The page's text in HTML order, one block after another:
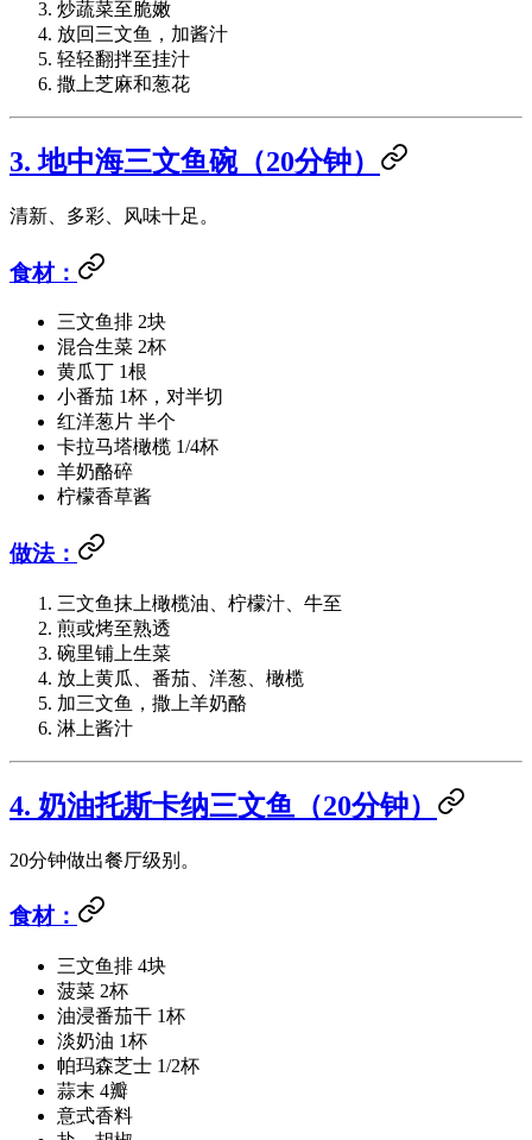
炒蔬菜至脆嫩
放回三文鱼，加酱汁
轻轻翻拌至挂汁
撒上芝麻和葱花
3. 地中海三文鱼碗（20分钟）
清新、多彩、风味十足。
食材：
三文鱼排 2块
混合生菜 2杯
黄瓜丁 1根
小番茄 1杯，对半切
红洋葱片 半个
卡拉马塔橄榄 1/4杯
羊奶酪碎
柠檬香草酱
做法：
三文鱼抹上橄榄油、柠檬汁、牛至
煎或烤至熟透
碗里铺上生菜
放上黄瓜、番茄、洋葱、橄榄
加三文鱼，撒上羊奶酪
淋上酱汁
4. 奶油托斯卡纳三文鱼（20分钟）
20分钟做出餐厅级别。
食材：
三文鱼排 4块
菠菜 2杯
油浸番茄干 1杯
淡奶油 1杯
帕玛森芝士 1/2杯
蒜末 4瓣
意式香料